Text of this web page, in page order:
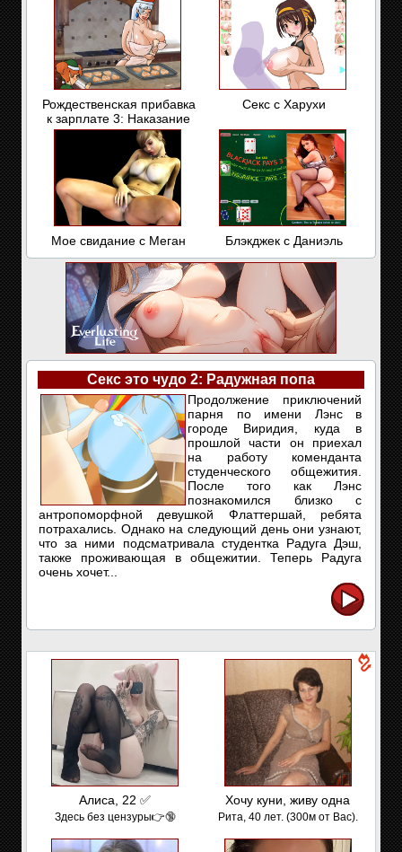
Рождественская прибавка
к зарплате 3: Наказание
Секс с Харухи
Мое свидание с Меган Блэкджек с Даниэль
Секс это чудо 2: Радужная попа
Продолжение приключений
парня по имени Лэнс в
городе Виридия, куда в
прошлой части он приехал
на работу коменданта
студенческого общежития.
После того как Лэнс
познакомился близко с
антропоморфной девушкой Флаттершай, ребята
потрахались. Однако на следующий день они узнают,
что за ними подсматривала студентка Радуга Дэш,
также проживающая в общежитии. Теперь Радуга
очень хочет...
Алиса, 22 ✅
Здесь без цензуры👉🔞
Хочу куни, живу одна
Рита, 40 лет. (300м от Вас).